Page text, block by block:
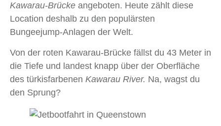
Kawarau‑Brücke angeboten. Heute zählt diese
Location deshalb zu den populärsten
Bungeejump‑Anlagen der Welt.
Von der roten Kawarau-Brücke fällst du 43 Meter in
die Tiefe und landest knapp über der Oberfläche
des türkisfarbenen Kawarau River. Na, wagst du
den Sprung?